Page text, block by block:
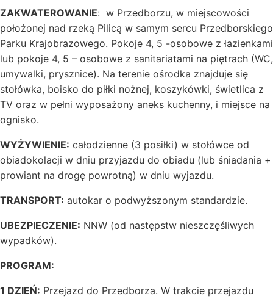
ZAKWATEROWANIE: w Przedborzu, w miejscowości
położonej nad rzeką Pilicą w samym sercu Przedborskiego
Parku Krajobrazowego. Pokoje 4, 5 -osobowe z łazienkami
lub pokoje 4, 5 – osobowe z sanitariatami na piętrach (WC,
umywalki, prysznice). Na terenie ośrodka znajduje się
stołówka, boisko do piłki nożnej, koszykówki, świetlica z
TV oraz w pełni wyposażony aneks kuchenny, i miejsce na
ognisko.
WYŻYWIENIE: całodzienne (3 posiłki) w stołówce od
obiadokolacji w dniu przyjazdu do obiadu (lub śniadania +
prowiant na drogę powrotną) w dniu wyjazdu.
TRANSPORT: autokar o podwyższonym standardzie.
UBEZPIECZENIE: NNW (od następstw nieszczęśliwych
wypadków).
PROGRAM:
1 DZIEŃ: Przejazd do Przedborza. W trakcie przejazdu